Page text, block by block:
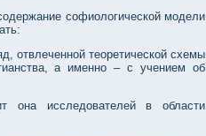
софиологической модели
отвлеченной теоретической схемы
а именно – с учением об
она исследователей в области